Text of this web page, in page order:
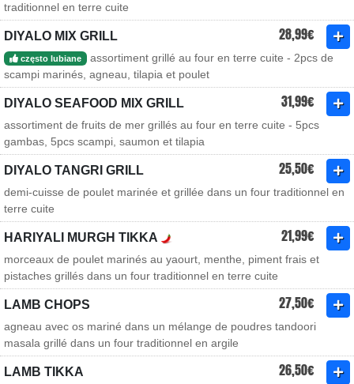
traditionnel en terre cuite
DIYALO MIX GRILL 28,99€
często lubiane
assortiment grillé au four en terre cuite - 2pcs de
scampi marinés, agneau, tilapia et poulet
DIYALO SEAFOOD MIX GRILL 31,99€
assortiment de fruits de mer grillés au four en terre cuite - 5pcs
gambas, 5pcs scampi, saumon et tilapia
DIYALO TANGRI GRILL 25,50€
demi-cuisse de poulet marinée et grillée dans un four traditionnel en
terre cuite
HARIYALI MURGH TIKKA 21,99€
morceaux de poulet marinés au yaourt, menthe, piment frais et
pistaches grillés dans un four traditionnel en terre cuite
LAMB CHOPS 27,50€
agneau avec os mariné dans un mélange de poudres tandoori
masala grillé dans un four traditionnel en argile
LAMB TIKKA 26,50€